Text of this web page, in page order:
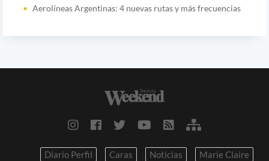
Aerolíneas Argentinas: 4 nuevas rutas y más frecuencias
Diario Perfil Caras Noticias
Marie Claire